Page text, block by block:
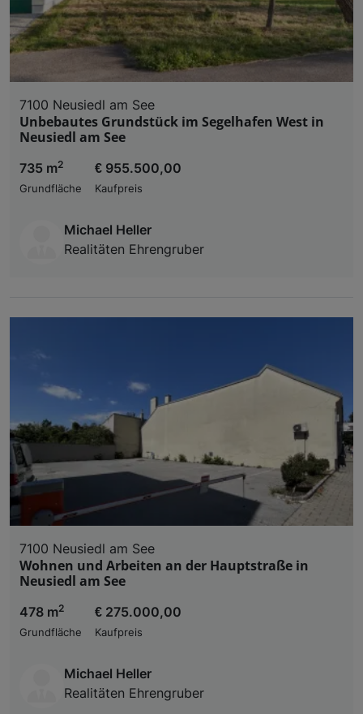
7100 Neusiedl am See
Unbebautes Grundstück im Segelhafen West in
Neusiedl am See
735 m2
Grundfläche
€ 955.500,00
Kaufpreis
Michael Heller
Realitäten Ehrengruber
7100 Neusiedl am See
Wohnen und Arbeiten an der Hauptstraße in
Neusiedl am See
478 m2
Grundfläche
€ 275.000,00
Kaufpreis
Michael Heller
Realitäten Ehrengruber